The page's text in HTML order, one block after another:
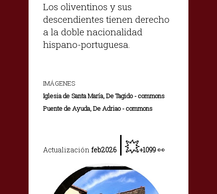
Los oliventinos y sus
descendientes tienen derecho
a la doble nacionalidad
hispano-portuguesa.
IMÁGENES
Iglesia de Santa María, De Tagido - commons
Puente de Ayuda, De Adriao - commons
Actualización feb2026 |💥+1099👀